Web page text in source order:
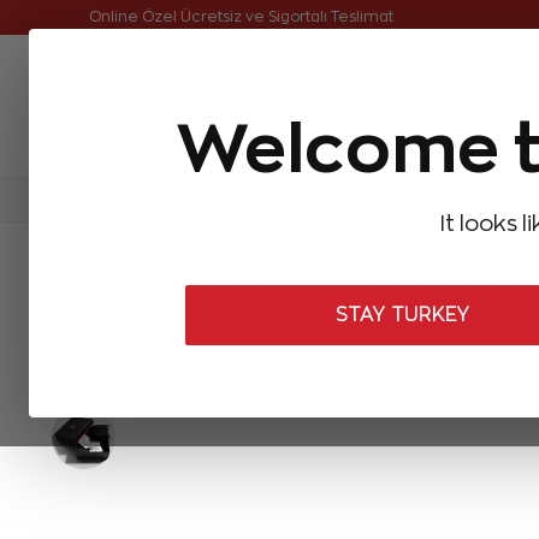
Welcome
It looks
STAY TURKEY
Online Özel Ücretsiz ve Sigortalı Teslimat
Aynı Gün Kargo Çok Satanlar